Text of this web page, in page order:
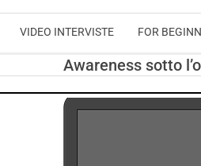
VIDEO INTERVISTE FOR
Awareness sotto